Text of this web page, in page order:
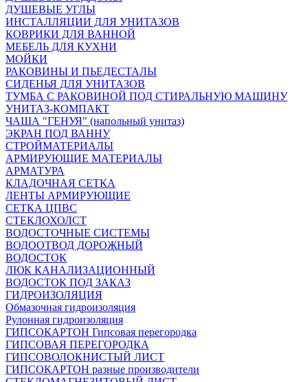
ДУШЕВЫЕ УГЛЫ
ИНСТАЛЛЯЦИИ ДЛЯ УНИТАЗОВ
КОВРИКИ ДЛЯ ВАННОЙ
МЕБЕЛЬ ДЛЯ КУХНИ
МОЙКИ
РАКОВИНЫ И ПЬЕДЕСТАЛЫ
СИДЕНЬЯ ДЛЯ УНИТАЗОВ
ТУМБА С РАКОВИНОЙ ПОД СТИРАЛЬНУЮ МАШИНУ
УНИТАЗ-КОМПАКТ
ЧАША "ГЕНУЯ" (напольный унитаз)
ЭКРАН ПОД ВАННУ
СТРОЙМАТЕРИАЛЫ
АРМИРУЮЩИЕ МАТЕРИАЛЫ
АРМАТУРА
КЛАДОЧНАЯ СЕТКА
ЛЕНТЫ АРМИРУЮЩИЕ
СЕТКА ЦПВС
СТЕКЛОХОЛСТ
ВОДОСТОЧНЫЕ СИСТЕМЫ
ВОДООТВОД ДОРОЖНЫЙ
ВОДОСТОК
ЛЮК КАНАЛИЗАЦИОННЫЙ
ВОДОСТОК ПОД ЗАКАЗ
ГИДРОИЗОЛЯЦИЯ
Обмазочная гидроизоляция
Рулонная гидроизоляция
ГИПСОКАРТОН Гипсовая перегородка
ГИПСОВАЯ ПЕРЕГОРОДКА
ГИПСОВОЛОКНИСТЫЙ ЛИСТ
ГИПСОКАРТОН разные производители